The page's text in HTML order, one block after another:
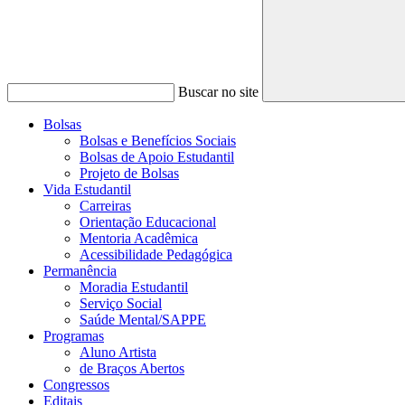
Buscar no site
Bolsas
Bolsas e Benefícios Sociais
Bolsas de Apoio Estudantil
Projeto de Bolsas
Vida Estudantil
Carreiras
Orientação Educacional
Mentoria Acadêmica
Acessibilidade Pedagógica
Permanência
Moradia Estudantil
Serviço Social
Saúde Mental/SAPPE
Programas
Aluno Artista
de Braços Abertos
Congressos
Editais